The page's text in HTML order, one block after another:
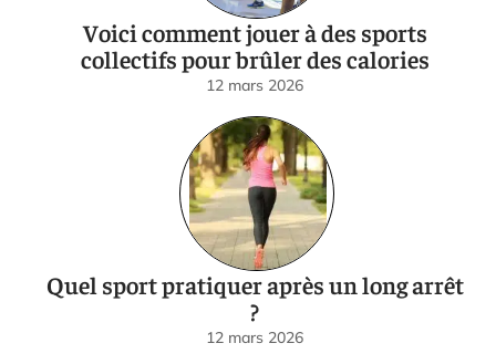
Voici comment jouer à des sports
collectifs pour brûler des calories
12 mars 2026
Quel sport pratiquer après un long arrêt
?
12 mars 2026